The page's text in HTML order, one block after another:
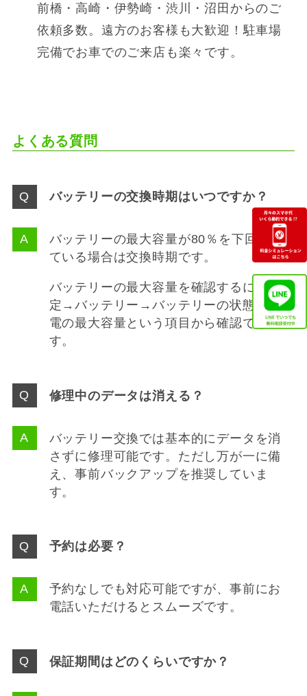
前橋・高崎・伊勢崎・渋川・沼田からのご
依頼多数。遠方のお客様も大歓迎！駐車場
完備でお車でのご来店も楽々です。
よくある質問
バッテリーの交換時期はいつですか？
バッテリーの最大容量が80％を下回っ
ている場合は交換時期です。
バッテリーの最大容量を確認するには設
定→バッテリー→バッテリーの状態と充
電の最大容量という項目から確認できま
す。
修理中のデータは消える？
バッテリー交換では基本的にデータを消
さずに修理可能です。ただし万が一に備
え、事前バックアップを推奨していま
す。
予約は必要？
予約なしでも対応可能ですが、事前にお
電話いただけるとスムーズです。
保証期間はどのくらいですか？